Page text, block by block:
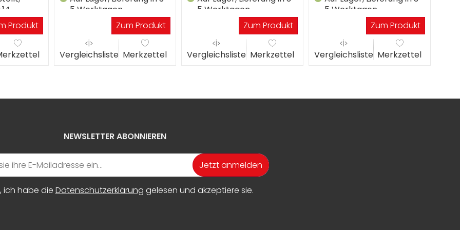
Produkt
5 Werktagen
Zum Produkt
Vergleichsliste Merkzettel
5 Werktagen
Zum Produkt
Vergleichsliste Merkzettel
5 Werktagen
Zum Produkt
Vergleichsliste Merkzettel
NEWSLETTER ABONNIEREN
Jetzt anmelden
ich habe die Datenschutzerklärung gelesen und akzeptiere sie.